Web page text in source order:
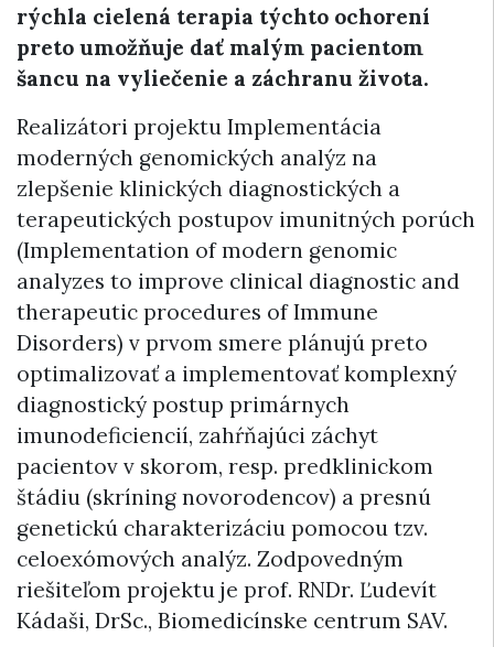
rýchla cielená terapia týchto ochorení
preto umožňuje dať malým pacientom
šancu na vyliečenie a záchranu života.
Realizátori projektu Implementácia
moderných genomických analýz na
zlepšenie klinických diagnostických a
terapeutických postupov imunitných porúch
(Implementation of modern genomic
analyzes to improve clinical diagnostic and
therapeutic procedures of Immune
Disorders) v prvom smere plánujú preto
optimalizovať a implementovať komplexný
diagnostický postup primárnych
imunodeficiencií, zahŕňajúci záchyt
pacientov v skorom, resp. predklinickom
štádiu (skríning novorodencov) a presnú
genetickú charakterizáciu pomocou tzv.
celoexómových analýz. Zodpovedným
riešiteľom projektu je prof. RNDr. Ľudevít
Kádaši, DrSc., Biomedicínske centrum SAV.